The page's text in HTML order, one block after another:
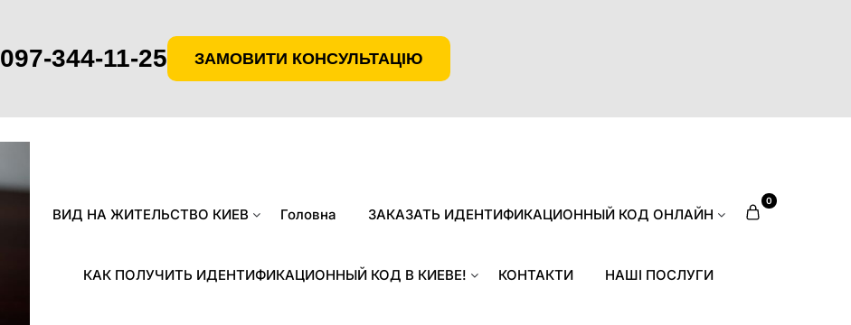
ВИД НА ЖИТЕЛЬСТВО КИЕВ Головна ЗАКАЗАТЬ ИДЕНТИФИКАЦИОННЫЙ КОД ОНЛАЙН
КАК ПОЛУЧИТЬ ИДЕНТИФИКАЦИОННЫЙ КОД В КИЕВЕ! КОНТАКТИ НАШІ ПОСЛУГИ
0
097-344-11-25 ЗАМОВИТИ КОНСУЛЬТАЦІЮ